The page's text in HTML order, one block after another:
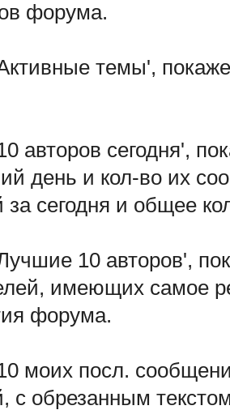
форума.
темы',
авторов сегодня',
день и кол-во их
за сегодня и общее
10 авторов',
имеющих самое
форума.
моих посл.
с обрезанным